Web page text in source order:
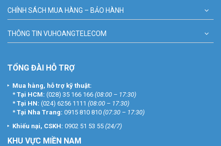
CHÍNH SÁCH MUA HÀNG – BẢO HÀNH
THÔNG TIN VUHOANGTELECOM
TỔNG ĐÀI HỖ TRỢ
Mua hàng, hỗ trợ kỹ thuật:
* Tại HCM: (028) 35 166 166 (08:00 – 17:30)
* Tại HN: (024) 6256 1111 (08:00 – 17:30)
* Tại Nha Trang: 0915 810 810 (07:30 – 17:30)
Khiếu nại, CSKH: 0902 51 53 55 (24/7)
KHU VỰC MIỀN NAM